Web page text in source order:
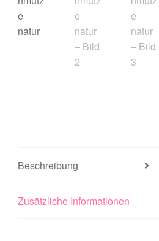
Beschreibung
Zusätzliche Informationen